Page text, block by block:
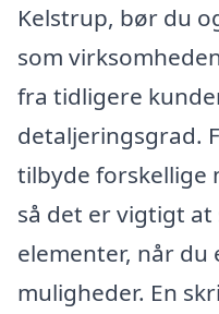
Kelstrup, bør du
som
fra tidligere
detaljeringsgrad.
tilbyde forskellige
så det er vigtigt at
elementer, når du
muligheder. En